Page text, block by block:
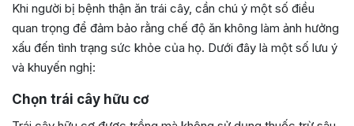
Khi người bị bệnh thận ăn trái cây, cần chú ý một số điều
quan trọng để đảm bảo rằng chế độ ăn không làm ảnh hưởng
xấu đến tình trạng sức khỏe của họ. Dưới đây là một số lưu ý
và khuyến nghị:
Chọn trái cây hữu cơ